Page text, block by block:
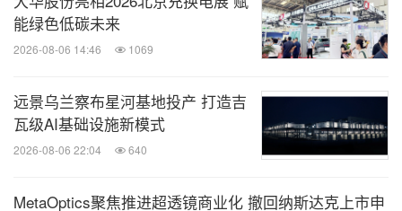
能绿色低碳未来
2026-08-06 14:46 1069
远景乌兰察布星河基地投产 打造吉
瓦级AI基础设施新模式
2026-08-06 22:04 640
MetaOptics聚焦推进超透镜商业化 撤回纳斯达克上市申